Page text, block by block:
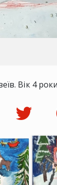
Вік 4